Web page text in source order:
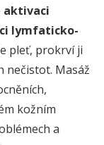
aktivaci
lymfaticko-
pleť, prokrví ji
nečistot. Masáž
kožním
a